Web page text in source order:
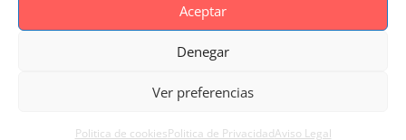
Aceptar
Denegar
Ver preferencias
Politica de cookiesPolitica de PrivacidadAviso Legal
Politica de Privacidad
Reportaje Magnific